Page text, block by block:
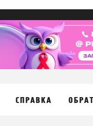
СПРАВКА